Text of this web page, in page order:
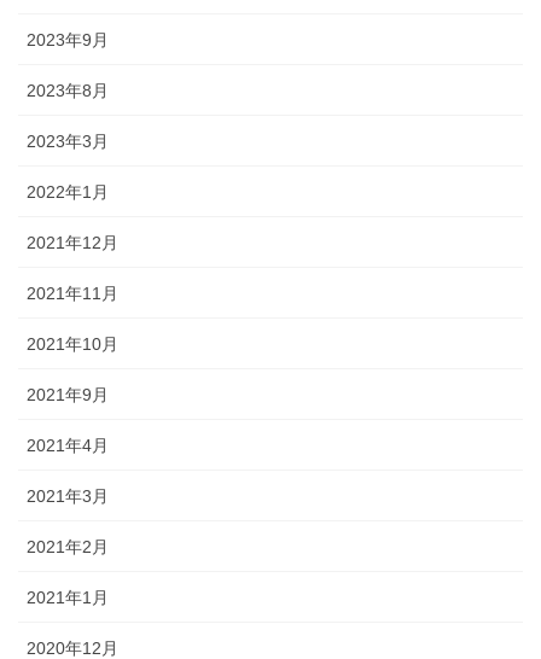
2023年9月
2023年8月
2023年3月
2022年1月
2021年12月
2021年11月
2021年10月
2021年9月
2021年4月
2021年3月
2021年2月
2021年1月
2020年12月